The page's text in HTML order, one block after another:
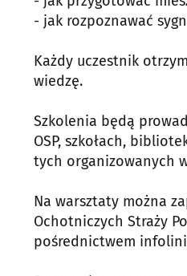
- jak rozpoznawać
Każdy uczestnik
wiedzę.
Szkolenia będą
OSP, szkołach,
tych organizowanych
Na warsztaty można
Ochotniczych Straży
pośrednictwem